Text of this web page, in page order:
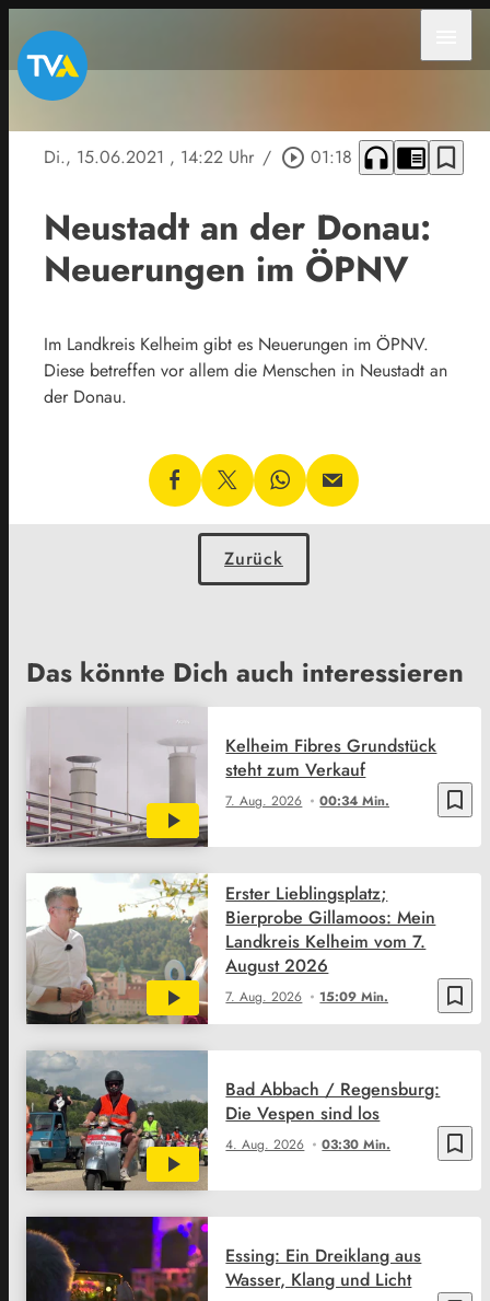
Di., 15.06.2021 , 14:22 Uhr / play_circle_outline 01:18 headphones chrome_reader_mode bookmark_border
Neustadt an der Donau:
Neuerungen im ÖPNV
Im Landkreis Kelheim gibt es Neuerungen im ÖPNV.
Diese betreffen vor allem die Menschen in Neustadt an
der Donau.
Zurück
Das könnte Dich auch interessieren
bookmark_border
7. Aug. 2026 00:34 Min.
Kelheim Fibres Grundstück
steht zum Verkauf
bookmark_border
7. Aug. 2026 15:09 Min.
Erster Lieblingsplatz;
Bierprobe Gillamoos: Mein
Landkreis Kelheim vom 7.
August 2026
bookmark_border
4. Aug. 2026 03:30 Min.
Bad Abbach / Regensburg:
Die Vespen sind los
Essing: Ein Dreiklang aus
Wasser, Klang und Licht